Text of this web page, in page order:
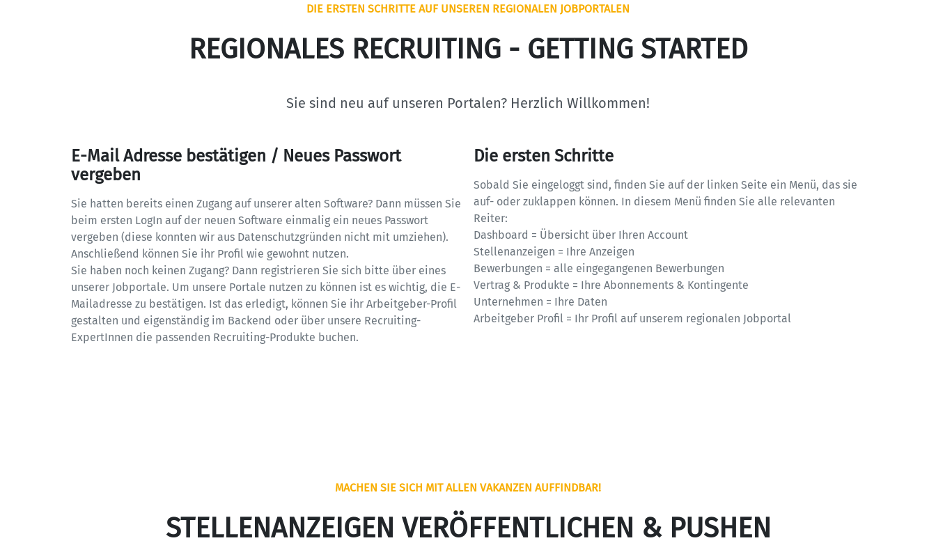
DIE ERSTEN SCHRITTE AUF UNSEREN REGIONALEN JOBPORTALEN
REGIONALES RECRUITING - GETTING STARTED
Sie sind neu auf unseren Portalen? Herzlich Willkommen!
E-Mail Adresse bestätigen / Neues Passwort
vergeben
Sie hatten bereits einen Zugang auf unserer alten Software? Dann müssen Sie
beim ersten LogIn auf der neuen Software einmalig ein neues Passwort
vergeben (diese konnten wir aus Datenschutzgründen nicht mit umziehen).
Anschließend können Sie ihr Profil wie gewohnt nutzen.
Sie haben noch keinen Zugang? Dann registrieren Sie sich bitte über eines
unserer Jobportale. Um unsere Portale nutzen zu können ist es wichtig, die E-
Mailadresse zu bestätigen. Ist das erledigt, können Sie ihr Arbeitgeber-Profil
gestalten und eigenständig im Backend oder über unsere Recruiting-
ExpertInnen die passenden Recruiting-Produkte buchen.
Die ersten Schritte
Sobald Sie eingeloggt sind, finden Sie auf der linken Seite ein Menü, das sie
auf- oder zuklappen können. In diesem Menü finden Sie alle relevanten
Reiter:
Dashboard = Übersicht über Ihren Account
Stellenanzeigen = Ihre Anzeigen
Bewerbungen = alle eingegangenen Bewerbungen
Vertrag & Produkte = Ihre Abonnements & Kontingente
Unternehmen = Ihre Daten
Arbeitgeber Profil = Ihr Profil auf unserem regionalen Jobportal
MACHEN SIE SICH MIT ALLEN VAKANZEN AUFFINDBAR!
STELLENANZEIGEN VERÖFFENTLICHEN & PUSHEN